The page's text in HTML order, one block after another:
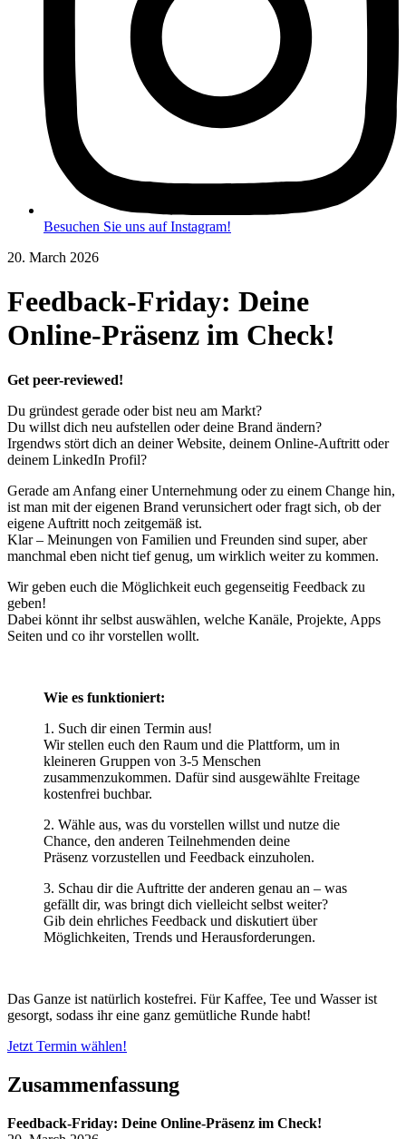
Besuchen Sie uns auf Instagram!
20. March 2026
Feedback-Friday: Deine
Online-Präsenz im Check!
Get peer-reviewed!
Du gründest gerade oder bist neu am Markt?
Du willst dich neu aufstellen oder deine Brand ändern?
Irgendws stört dich an deiner Website, deinem Online-Auftritt oder
deinem LinkedIn Profil?
Gerade am Anfang einer Unternehmung oder zu einem Change hin,
ist man mit der eigenen Brand verunsichert oder fragt sich, ob der
eigene Auftritt noch zeitgemäß ist.
Klar – Meinungen von Familien und Freunden sind super, aber
manchmal eben nicht tief genug, um wirklich weiter zu kommen.
Wir geben euch die Möglichkeit euch gegenseitig Feedback zu
geben!
Dabei könnt ihr selbst auswählen, welche Kanäle, Projekte, Apps
Seiten und co ihr vorstellen wollt.
Wie es funktioniert:
1. Such dir einen Termin aus!
Wir stellen euch den Raum und die Plattform, um in
kleineren Gruppen von 3-5 Menschen
zusammenzukommen. Dafür sind ausgewählte Freitage
kostenfrei buchbar.
2. Wähle aus, was du vorstellen willst und nutze die
Chance, den anderen Teilnehmenden deine
Präsenz vorzustellen und Feedback einzuholen.
3. Schau dir die Auftritte der anderen genau an – was
gefällt dir, was bringt dich vielleicht selbst weiter?
Gib dein ehrliches Feedback und diskutiert über
Möglichkeiten, Trends und Herausforderungen.
Das Ganze ist natürlich kostefrei. Für Kaffee, Tee und Wasser ist
gesorgt, sodass ihr eine ganz gemütliche Runde habt!
Jetzt Termin wählen!
Zusammenfassung
Feedback-Friday: Deine Online-Präsenz im Check!